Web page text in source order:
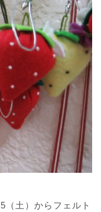
a
t
i
o
（土）からフェルト